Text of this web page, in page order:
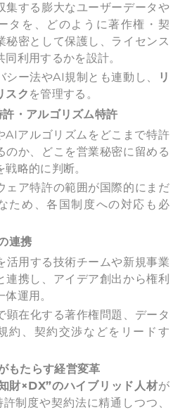
集する膨大なユーザーデータや
タを、どのように著作権・契
秘密として保護し、ライセンス
同利用するかを設計。
シー法やAI規制とも連動し、
リ
スク を管理する。
・アルゴリズム特許
AIアルゴリズムをどこまで特許
のか、どこを営業秘密に留める
戦略的に判断。
ェア特許の範囲が国際的にまだ
ため、各国制度への対応も必
連携
活用する技術チームや新規事業
連携し、アイデア創出から権利
運用。
顕在化する著作権問題、データ
約、契約交渉などをリードす
もたらす経営変革
財×DX”のハイブリッド人材が
制度や契約法に精通しつつ、